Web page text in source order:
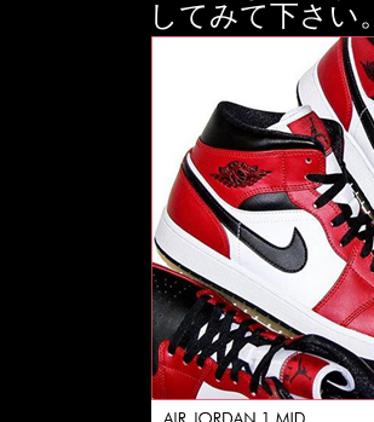
してみて下さい。